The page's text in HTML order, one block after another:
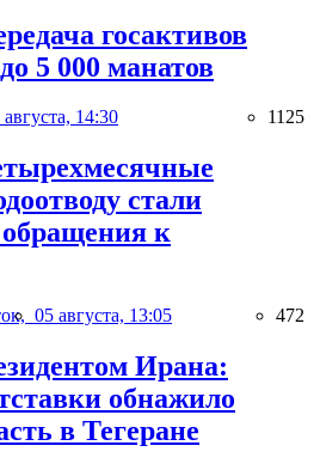
госактивов
5 000 манатов
августа, 14:30 1125
стали
к
05 августа, 13:05 472
Ирана:
обнажило
в Тегеране